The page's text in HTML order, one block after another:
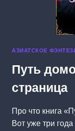
АЗИАТСКОЕ
Путь
страница
Про что книга
Вот уже три